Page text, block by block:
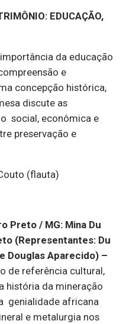
EDUCAÇÃO,
da educação
e
concepção histórica,
discute as
social, econômica e
preservação e
(flauta)
Preto / MG: Mina Du
(Representantes: Du
Douglas Aparecido) –
de referência cultural,
história da mineração
genialidade africana
e metalurgia nos